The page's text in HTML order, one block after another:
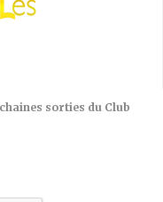
sorties du Club